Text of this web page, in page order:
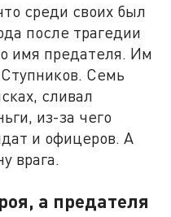
среди своих был
после трагедии
имя предателя. Им
Семь
сливал
из-за чего
и офицеров. А
врага.
а предателя